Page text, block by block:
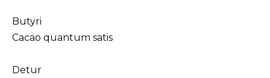
Butyri
Cacao quantum satis
Detur